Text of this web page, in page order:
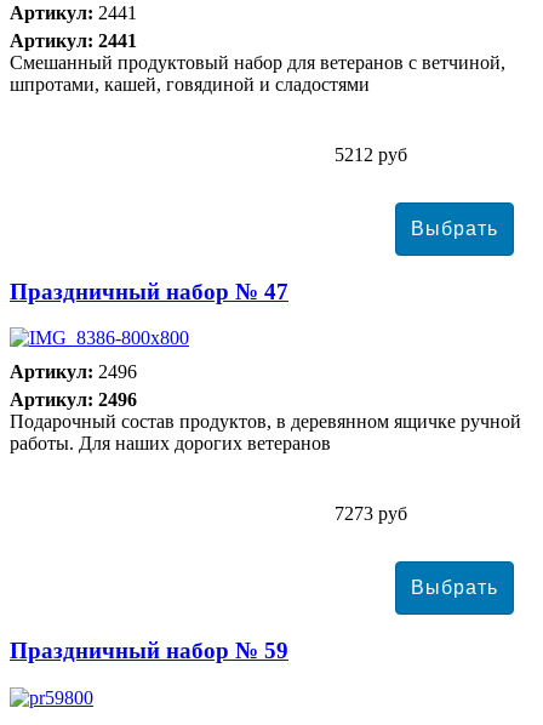
Артикул: 2441
Артикул: 2441
Смешанный продуктовый набор для ветеранов с ветчиной,
шпротами, кашей, говядиной и сладостями
5212 руб
Праздничный набор № 47
Артикул: 2496
Артикул: 2496
Подарочный состав продуктов, в деревянном ящичке ручной
работы. Для наших дорогих ветеранов
7273 руб
Праздничный набор № 59